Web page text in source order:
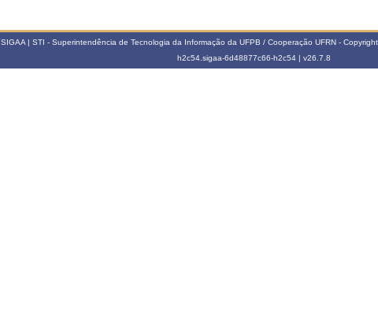
SIGAA | STI - Superintendência de Tecnologia da Informação da UFPB / Cooperação UFRN -
h2c54.sigaa-6d48877c66-h2c54 | v26.7.8